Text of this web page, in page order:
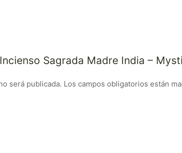
Sagrada Madre India –
será publicada. Los campos obligatorios están